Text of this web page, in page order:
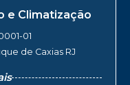
e Climatização
01
de Caxias RJ